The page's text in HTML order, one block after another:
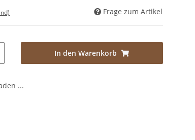
Frage zum Artikel
In den Warenkorb
...